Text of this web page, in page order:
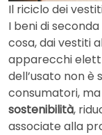
Il riciclo dei
I beni di
cosa, dai vestiti
apparecchi
dell’usato non è
consumatori,
sostenibilità,
associate alla